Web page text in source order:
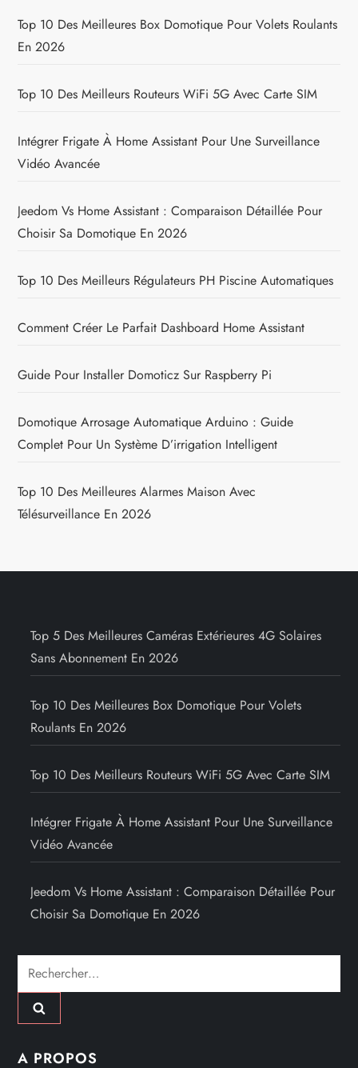
Top 10 Des Meilleures Box Domotique Pour Volets Roulants
En 2026
Top 10 Des Meilleurs Routeurs WiFi 5G Avec Carte SIM
Intégrer Frigate À Home Assistant Pour Une Surveillance
Vidéo Avancée
Jeedom Vs Home Assistant : Comparaison Détaillée Pour
Choisir Sa Domotique En 2026
Top 10 Des Meilleurs Régulateurs PH Piscine Automatiques
Comment Créer Le Parfait Dashboard Home Assistant
Guide Pour Installer Domoticz Sur Raspberry Pi
Domotique Arrosage Automatique Arduino : Guide
Complet Pour Un Système D’irrigation Intelligent
Top 10 Des Meilleures Alarmes Maison Avec
Télésurveillance En 2026
Top 5 Des Meilleures Caméras Extérieures 4G Solaires
Sans Abonnement En 2026
Top 10 Des Meilleures Box Domotique Pour Volets
Roulants En 2026
Top 10 Des Meilleurs Routeurs WiFi 5G Avec Carte SIM
Intégrer Frigate À Home Assistant Pour Une Surveillance
Vidéo Avancée
Jeedom Vs Home Assistant : Comparaison Détaillée Pour
Choisir Sa Domotique En 2026
Rechercher :
A PROPOS